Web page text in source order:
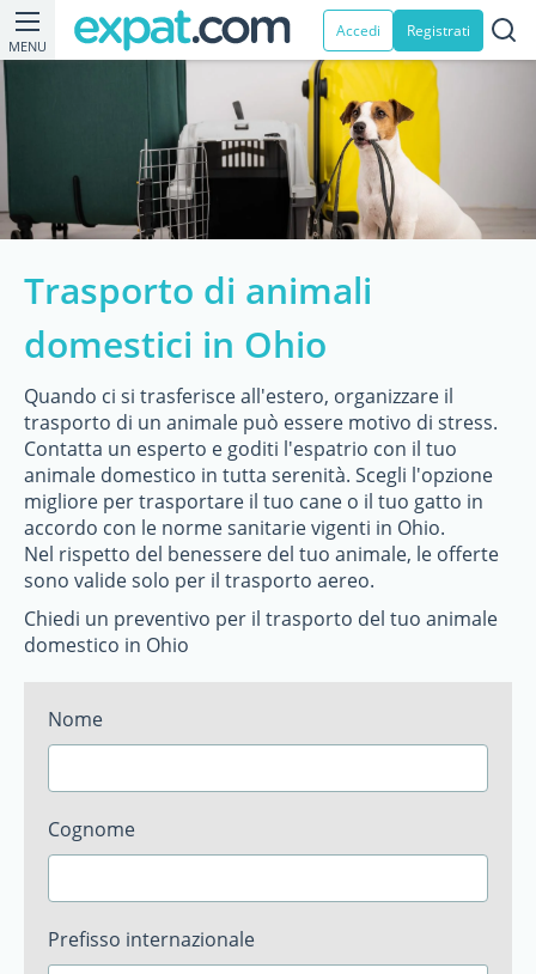
MENU
Accedi Registrati
Trasporto di animali
domestici in Ohio
Quando ci si trasferisce all'estero, organizzare il
trasporto di un animale può essere motivo di stress.
Contatta un esperto e goditi l'espatrio con il tuo
animale domestico in tutta serenità. Scegli l'opzione
migliore per trasportare il tuo cane o il tuo gatto in
accordo con le norme sanitarie vigenti in Ohio.
Nel rispetto del benessere del tuo animale, le offerte
sono valide solo per il trasporto aereo.
Chiedi un preventivo per il trasporto del tuo animale
domestico in Ohio
Nome
Cognome
Prefisso internazionale